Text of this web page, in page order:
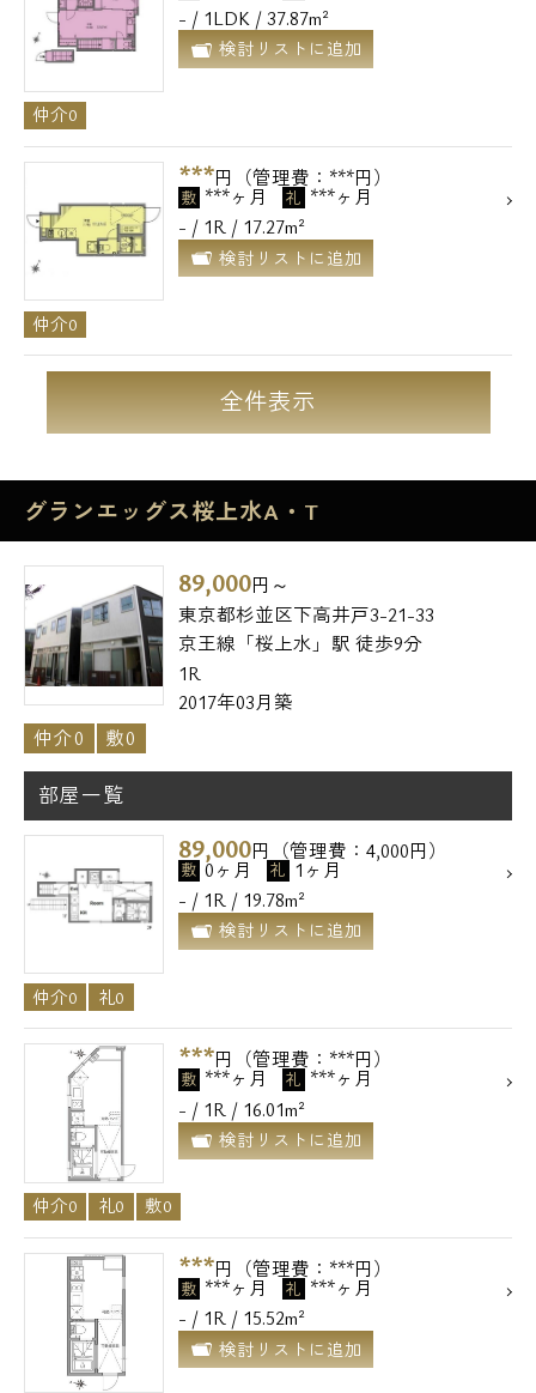
- / 1LDK / 37.87m²
検討リストに追加
仲介0
***円（管理費：***円）
敷 ***ヶ月 礼 ***ヶ月
- / 1R / 17.27m²
検討リストに追加
仲介0
全件表示
グランエッグス桜上水A・T
89,000円～
東京都杉並区下高井戸3-21-33
京王線「桜上水」駅 徒歩9分
1R
2017年03月築
仲介0
敷0
部屋一覧
89,000円（管理費：4,000円）
敷 0ヶ月 礼 1ヶ月
- / 1R / 19.78m²
検討リストに追加
仲介0 礼0
***円（管理費：***円）
敷 ***ヶ月 礼 ***ヶ月
- / 1R / 16.01m²
検討リストに追加
仲介0 礼0 敷0
***円（管理費：***円）
敷 ***ヶ月 礼 ***ヶ月
- / 1R / 15.52m²
検討リストに追加
電話でお問い合わせ
0120-500-529
営業時間 10：00～18：00